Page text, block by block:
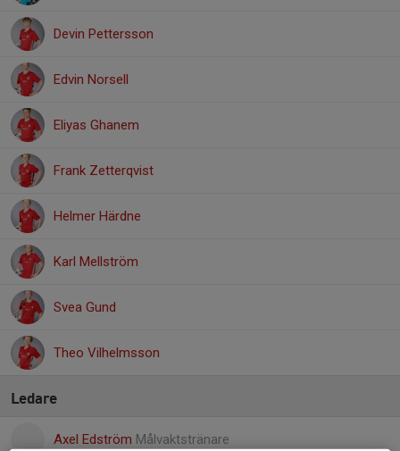
Devin Pettersson
Edvin Norsell
Eliyas Ghanem
Frank Zetterqvist
Helmer Härdne
Karl Mellström
Svea Gund
Theo Vilhelmsson
Ledare
Axel Edström Målvaktstränare